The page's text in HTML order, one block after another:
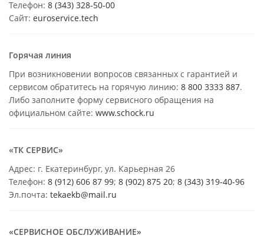
Телефон: 8 (343) 328-50-00
Сайт: euroservice.tech
Горячая линия
При возникновении вопросов связанных с гарантией и
сервисом обратитесь на горячую линию: 8 800 3333 887.
Либо заполните форму сервисного обращения на
официальном сайте: www.schock.ru
«ТК СЕРВИС»
Адрес: г. Екатеринбург, ул. Карьерная 26
Телефон: 8 (912) 606 87 99; 8 (902) 875 20; 8 (343) 319-40-96
Эл.почта: tekaekb@mail.ru
«СЕРВИСНОЕ ОБСЛУЖИВАНИЕ»